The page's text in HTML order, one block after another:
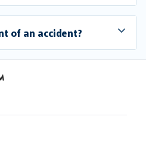
of an accident?